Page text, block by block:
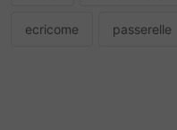
ecricome passerelle